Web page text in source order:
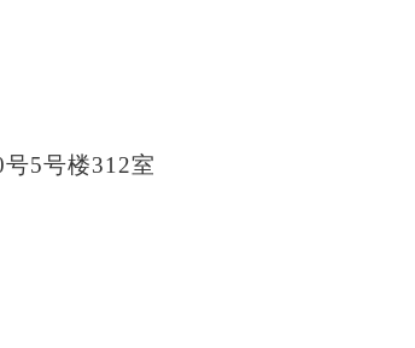
号5号楼312室